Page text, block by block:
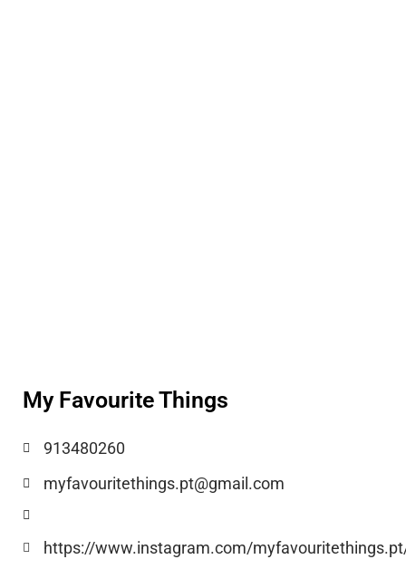
My Favourite Things
913480260
myfavouritethings.pt@gmail.com
https://www.instagram.com/